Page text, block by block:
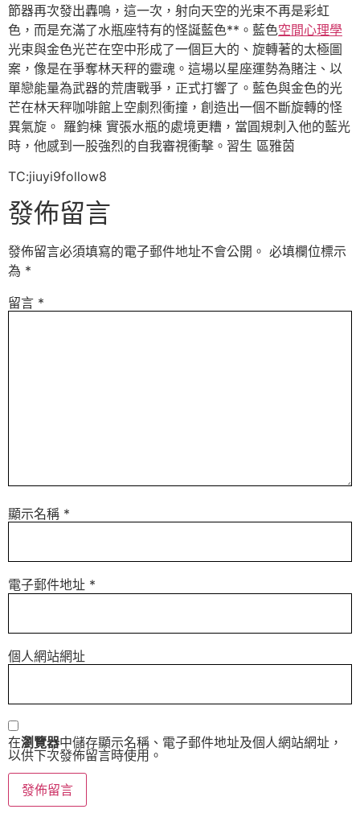
節器再次發出轟鳴，這一次，射向天空的光束不再是彩虹
色，而是充滿了水瓶座特有的怪誕藍色**。藍色空間心理學
光束與金色光芒在空中形成了一個巨大的、旋轉著的太極圖
案，像是在爭奪林天秤的靈魂。這場以星座運勢為賭注、以
單戀能量為武器的荒唐戰爭，正式打響了。藍色與金色的光
芒在林天秤咖啡館上空劇烈衝撞，創造出一個不斷旋轉的怪
異氣旋。 羅鈞棟 實張水瓶的處境更糟，當圓規刺入他的藍光
時，他感到一股強烈的自我審視衝擊。習生 區雅茵
TC:jiuyi9follow8
發佈留言
發佈留言必須填寫的電子郵件地址不會公開。 必填欄位標示
為 *
留言 *
顯示名稱 *
電子郵件地址 *
個人網站網址
在瀏覽器中儲存顯示名稱、電子郵件地址及個人網站網址，
以供下次發佈留言時使用。